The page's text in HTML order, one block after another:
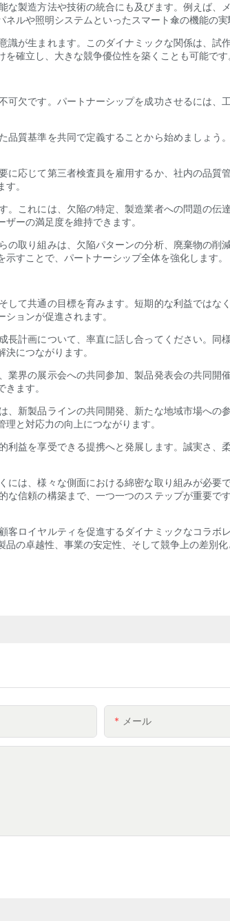
製造方法や技術の統合にも及びます。例えば
ルや照明システムといったスマート傘の機能の実
が生まれます。このダイナミックな関係は、
確立し、大きな競争優位性を築くことも可能です
欠です。パートナーシップを成功させるには
質基準を共同で定義することから始めましょ
応じて第三者検査員を雇用するか、社内の品
。
これには、欠陥の特定、製造業者への問題の伝
ーの満足度を維持できます。
取り組みは、欠陥パターンの分析、廃棄物の
すことで、パートナーシップ全体を強化します。
て共通の目標を育みます。短期的な利益では
ョンが促進されます。
計画について、率直に話し合ってください。
につながります。
界の展示会への共同参加、製品発表会の共同開
ます。
新製品ラインの共同開発、新たな地域市場へ
と対応力の向上につながります。
益を享受できる提携へと発展します。誠実さ
は、様々な側面における綿密な取り組みが必
信頼の構築まで、一つ一つのステップが重要で
ロイヤルティを促進するダイナミックなコラ
の卓越性、事業の安定性、そして競争上の差別化
メール